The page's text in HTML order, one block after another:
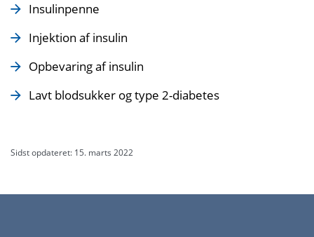
Insulinpenne
Injektion af insulin
Opbevaring af insulin
Lavt blodsukker og type 2-diabetes
Sidst opdateret: 15. marts 2022